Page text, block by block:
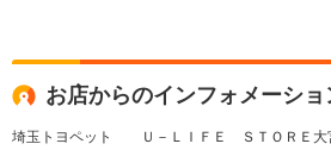
お店からのインフォメーショ
埼玉トヨペット Ｕ－ＬＩＦＥ ＳＴＯＲＥ大